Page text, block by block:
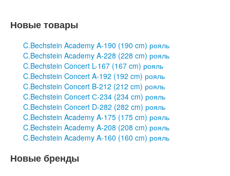
Новые товары
C.Bechstein Academy A-190 (190 cm) рояль
C.Bechstein Academy A-228 (228 cm) рояль
C.Bechstein Concert L-167 (167 cm) рояль
C.Bechstein Concert A-192 (192 cm) рояль
C.Bechstein Concert B-212 (212 cm) рояль
C.Bechstein Concert С-234 (234 cm) рояль
C.Bechstein Concert D-282 (282 cm) рояль
C.Bechstein Academy A-175 (175 cm) рояль
C.Bechstein Academy A-208 (208 cm) рояль
C.Bechstein Academy A-160 (160 cm) рояль
Новые бренды